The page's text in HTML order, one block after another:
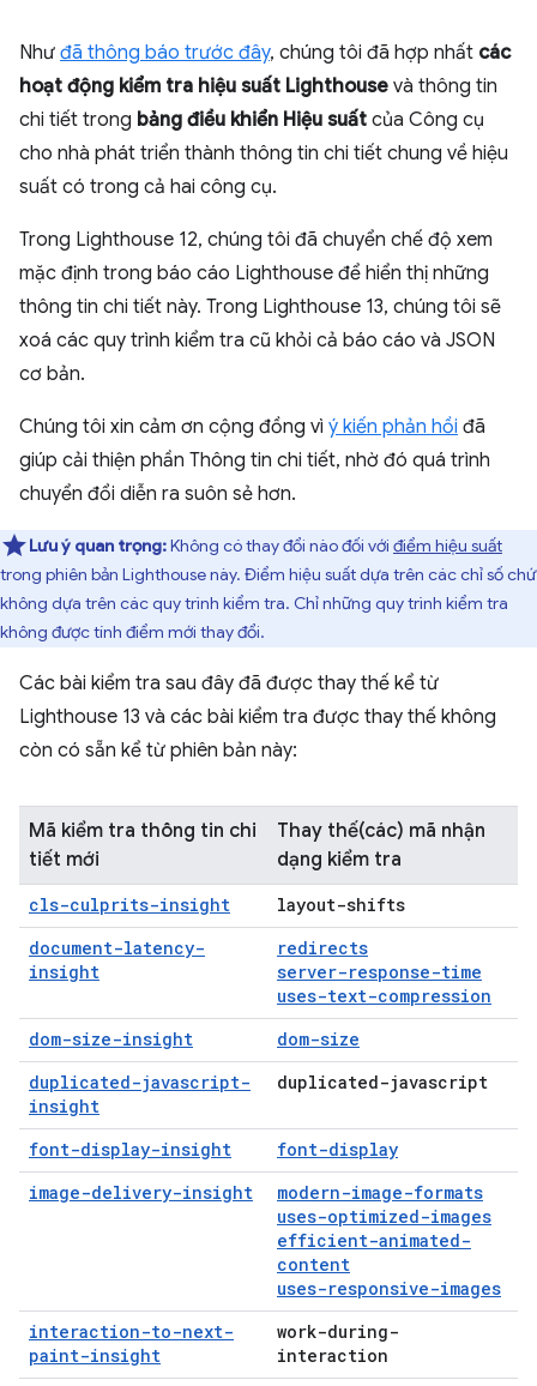
Như đã thông báo trước đây, chúng tôi đã hợp nhất các
hoạt động kiểm tra hiệu suất Lighthouse và thông tin
chi tiết trong bảng điều khiển Hiệu suất của Công cụ
cho nhà phát triển thành thông tin chi tiết chung về hiệu
suất có trong cả hai công cụ.
Trong Lighthouse 12, chúng tôi đã chuyển chế độ xem
mặc định trong báo cáo Lighthouse để hiển thị những
thông tin chi tiết này. Trong Lighthouse 13, chúng tôi sẽ
xoá các quy trình kiểm tra cũ khỏi cả báo cáo và JSON
cơ bản.
Chúng tôi xin cảm ơn cộng đồng vì ý kiến phản hồi đã
giúp cải thiện phần Thông tin chi tiết, nhờ đó quá trình
chuyển đổi diễn ra suôn sẻ hơn.
Lưu ý quan trọng:Không có thay đổi nào đối với điểm hiệu suất
trong phiên bản Lighthouse này. Điểm hiệu suất dựa trên các chỉ số chứ
không dựa trên các quy trình kiểm tra. Chỉ những quy trình kiểm tra
không được tính điểm mới thay đổi.
Các bài kiểm tra sau đây đã được thay thế kể từ
Lighthouse 13 và các bài kiểm tra được thay thế không
còn có sẵn kể từ phiên bản này:
Mã kiểm tra thông tin chi
tiết mới
Thay thế(các) mã nhận
dạng kiểm tra
cls-culprits-insight
layout-shifts
document-latency-
insight
redirects
server-response-time
uses-text-compression
dom-size-insight
dom-size
duplicated-javascript-
insight
duplicated-javascript
font-display-insight
font-display
image-delivery-insight
modern-image-formats
uses-optimized-images
efficient-animated-
content
uses-responsive-images
interaction-to-next-
paint-insight
work-during-
interaction